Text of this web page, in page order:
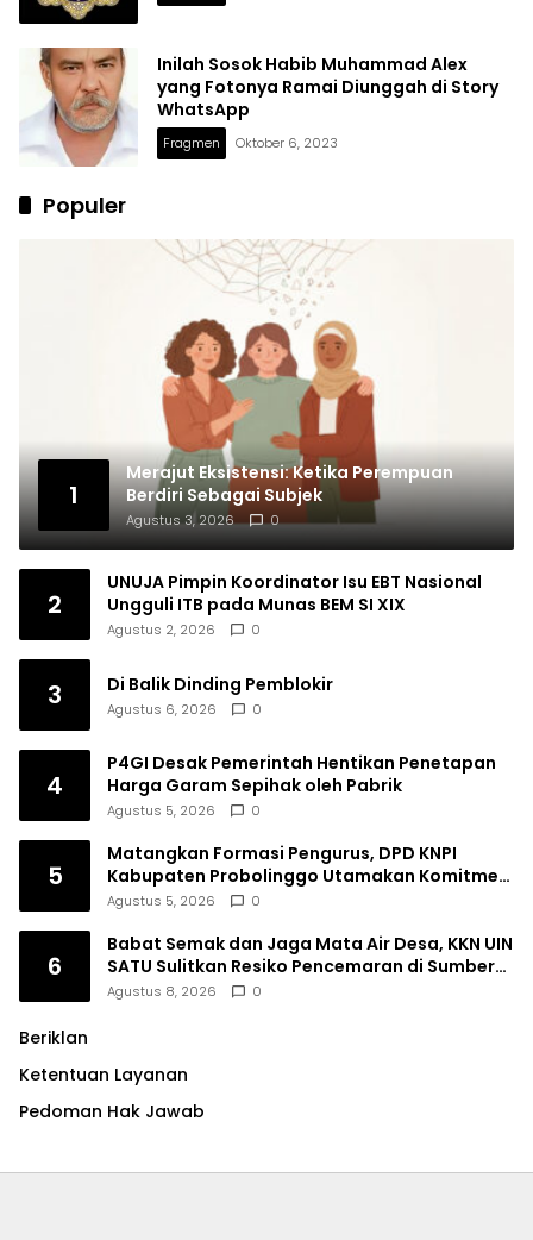
Inilah Sosok Habib Muhammad Alex
yang Fotonya Ramai Diunggah di Story
WhatsApp
Fragmen Oktober 6, 2023
Populer
1
Merajut Eksistensi: Ketika Perempuan
Berdiri Sebagai Subjek
Agustus 3, 2026 0
2
UNUJA Pimpin Koordinator Isu EBT Nasional
Ungguli ITB pada Munas BEM SI XIX
Agustus 2, 2026 0
3 Di Balik Dinding Pemblokir
Agustus 6, 2026 0
4
P4GI Desak Pemerintah Hentikan Penetapan
Harga Garam Sepihak oleh Pabrik
Agustus 5, 2026 0
5
Matangkan Formasi Pengurus, DPD KNPI
Kabupaten Probolinggo Utamakan Komitmen
dan Kinerja
Agustus 5, 2026 0
6
Babat Semak dan Jaga Mata Air Desa, KKN UIN
SATU Sulitkan Resiko Pencemaran di Sumber
Ngumbul
Agustus 8, 2026 0
Beriklan
Ketentuan Layanan
Pedoman Hak Jawab